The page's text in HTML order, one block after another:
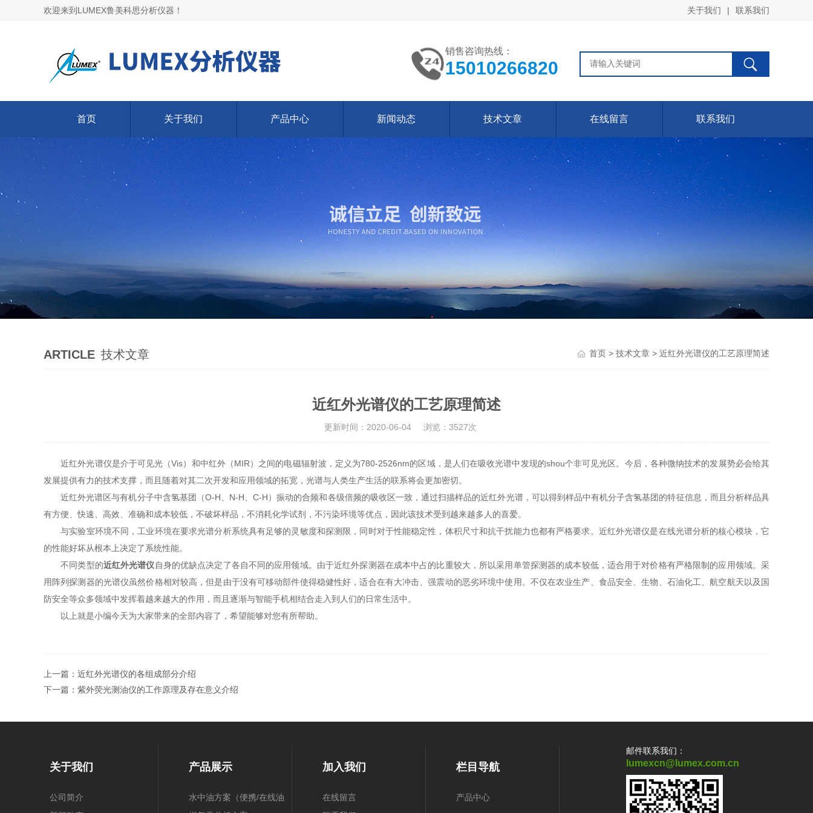
欢迎来到LUMEX鲁美科思分析仪器！ 关于我们 | 联系我们
销售咨询热线：
15010266820
首页 关于我们 产品中心 新闻动态 技术文章 在线留言 联系我们
ARTICLE 技术文章 首页 > 技术文章 > 近红外光谱仪的工艺原理简述
近红外光谱仪的工艺原理简述
更新时间：2020-06-04 浏览：3527次
近红外光谱仪是介于可见光（Vis）和中红外（MIR）之间的电磁辐射波，定义为780-2526nm的区域，是人们在吸收光谱中发现的shou个非可见光区。今后，各种微纳技术的发展势必会给其
发展提供有力的技术支撑，而且随着对其二次开发和应用领域的拓宽，光谱与人类生产生活的联系将会更加密切。
近红外光谱区与有机分子中含氢基团（O-H、N-H、C-H）振动的合频和各级倍频的吸收区一致，通过扫描样品的近红外光谱，可以得到样品中有机分子含氢基团的特征信息，而且分析样品具
有方便、快速、高效、准确和成本较低，不破坏样品，不消耗化学试剂，不污染环境等优点，因此该技术受到越来越多人的喜爱。
与实验室环境不同，工业环境在要求光谱分析系统具有足够的灵敏度和探测限，同时对于性能稳定性，体积尺寸和抗干扰能力也都有严格要求。近红外光谱仪是在线光谱分析的核心模块，它
的性能好坏从根本上决定了系统性能。
不同类型的近红外光谱仪自身的优缺点决定了各自不同的应用领域。由于近红外探测器在成本中占的比重较大，所以采用单管探测器的成本较低，适合用于对价格有严格限制的应用领域。采
用阵列探测器的光谱仪虽然价格相对较高，但是由于没有可移动部件使得稳健性好，适合在有大冲击、强震动的恶劣环境中使用。不仅在农业生产、食品安全、生物、石油化工、航空航天以及国
防安全等众多领域中发挥着越来越大的作用，而且逐渐与智能手机相结合走入到人们的日常生活中。
以上就是小编今天为大家带来的全部内容了，希望能够对您有所帮助。
上一篇： 近红外光谱仪的各组成部分介绍
下一篇： 紫外荧光测油仪的工作原理及存在意义介绍
关于我们
公司简介
产品展示
水中油方案（便携/在线油
加入我们
在线留言
栏目导航
产品中心
邮件联系我们：
lumexcn@lumex.com.cn